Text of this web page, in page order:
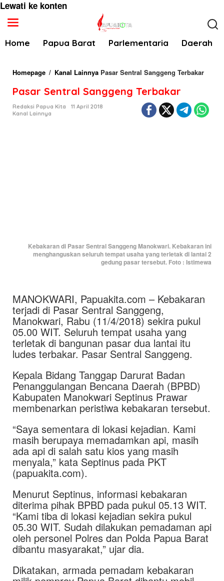
Lewati ke konten
Home Papua Barat Parlementaria Daerah
Homepage / Kanal Lainnya Pasar Sentral Sanggeng Terbakar
Pasar Sentral Sanggeng Terbakar
Redaksi Papua Kita
11 April 2018
Kanal Lainnya
Kebakaran di Pasar Sentral Sanggeng Manokwari. Kebakaran ini
menghanguskan seluruh tempat usaha yang terletak di lantai 2
gedung pasar tersebut. Foto : Istimewa
MANOKWARI, Papuakita.com – Kebakaran
terjadi di Pasar Sentral Sanggeng,
Manokwari, Rabu (11/4/2018) sekira pukul
05.00 WIT. Seluruh tempat usaha yang
terletak di bangunan pasar dua lantai itu
ludes terbakar. Pasar Sentral Sanggeng.
Kepala Bidang Tanggap Darurat Badan
Penanggulangan Bencana Daerah (BPBD)
Kabupaten Manokwari Septinus Prawar
membenarkan peristiwa kebakaran tersebut.
“Saya sementara di lokasi kejadian. Kami
masih berupaya memadamkan api, masih
ada api di salah satu kios yang masih
menyala,” kata Septinus pada PKT
(papuakita.com).
Menurut Septinus, informasi kebakaran
diterima pihak BPBD pada pukul 05.13 WIT.
“Kami tiba di lokasi kejadian sekira pukul
05.30 WIT. Sudah dilakukan pemadaman api
oleh personel Polres dan Polda Papua Barat
dibantu masyarakat,” ujar dia.
Dikatakan, armada pemadam kebakaran